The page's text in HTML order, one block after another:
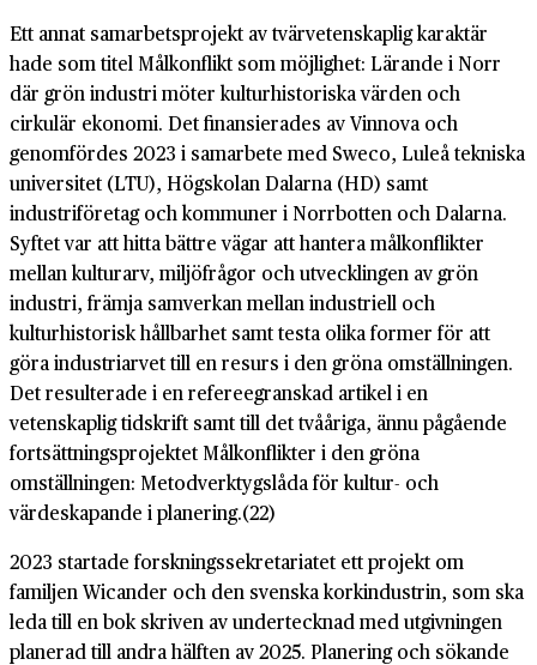
Ett annat samarbetsprojekt av tvärvetenskaplig karaktär
hade som titel Målkonflikt som möjlighet: Lärande i Norr
där grön industri möter kulturhistoriska värden och
cirkulär ekonomi. Det finansierades av Vinnova och
genomfördes 2023 i samarbete med Sweco, Luleå tekniska
universitet (LTU), Högskolan Dalarna (HD) samt
industriföretag och kommuner i Norrbotten och Dalarna.
Syftet var att hitta bättre vägar att hantera målkonflikter
mellan kulturarv, miljöfrågor och utvecklingen av grön
industri, främja samverkan mellan industriell och
kulturhistorisk hållbarhet samt testa olika former för att
göra industriarvet till en resurs i den gröna omställningen.
Det resulterade i en refereegranskad artikel i en
vetenskaplig tidskrift samt till det tvååriga, ännu pågående
fortsättningsprojektet Målkonflikter i den gröna
omställningen: Metodverktygslåda för kultur- och
värdeskapande i planering.(22)
2023 startade forskningssekretariatet ett projekt om
familjen Wicander och den svenska korkindustrin, som ska
leda till en bok skriven av undertecknad med utgivningen
planerad till andra hälften av 2025. Planering och sökande